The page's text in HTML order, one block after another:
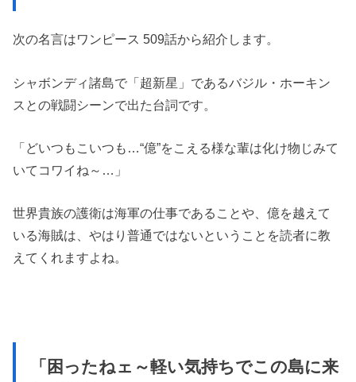
次の名言はワンピース 509話から紹介します。
シャボンディ諸島で「超新星」であるバジル・ホーキン
スとの戦闘シーンで出た台詞です。
「どいつもこいつも…“億”をこえる様な輩は化け物じみて
いてコワイね～…」
世界貴族の護衛は海軍の仕事であることや、億を越えて
いる海賊は、やはり普通ではないということを読者に教
えてくれますよね。
「困ったねェ～軽い気持ちでこの島に来